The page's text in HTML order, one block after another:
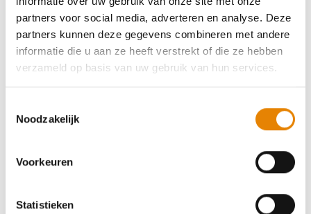
partners voor social media, adverteren en analyse. Deze
partners kunnen deze gegevens combineren met andere
informatie die u aan ze heeft verstrekt of die ze hebben
verzameld op basis van uw gebruik van hun services.
Noodzakelijk
Voorkeuren
Statistieken
Noodzakelijke cookies helpen een website
bruikbaarder te maken, door basisfuncties als
paginanavigatie en toegang tot beveiligde gedeelten
van de website mogelijk te maken. Zonder deze
cookies kan de website niet naar behoren werken.
Naam
Maximale